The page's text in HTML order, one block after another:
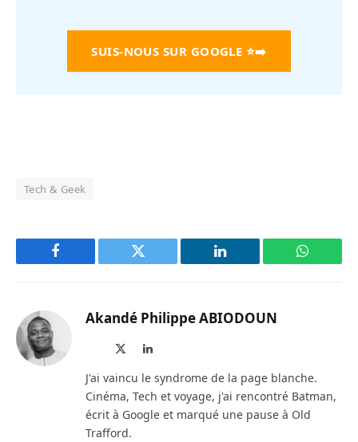
SUIS-NOUS SUR GOOGLE ⭐➡️
Tech & Geek
Facebook Twitter LinkedIn
Akandé Philippe ABIODOUN
LinkedIn
J'ai vaincu le syndrome de la page blanche.
Cinéma, Tech et voyage, j'ai rencontré Batman,
écrit à Google et marqué une pause à Old
Trafford.